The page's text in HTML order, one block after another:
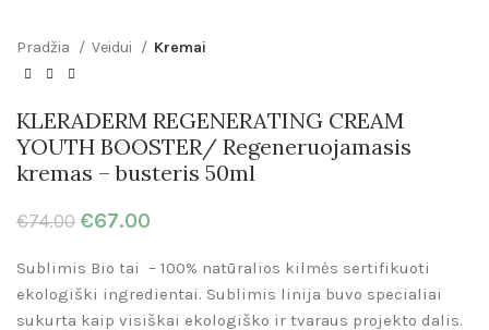
Pradžia Veidui Kremai
KLERADERM REGENERATING CREAM
YOUTH BOOSTER/ Regeneruojamasis
kremas – busteris 50ml
€74.00 €67.00
Sublimis Bio tai – 100% natūralios kilmės sertifikuoti
ekologiški ingredientai. Sublimis linija buvo specialiai
sukurta kaip visiškai ekologiško ir tvaraus projekto dalis.